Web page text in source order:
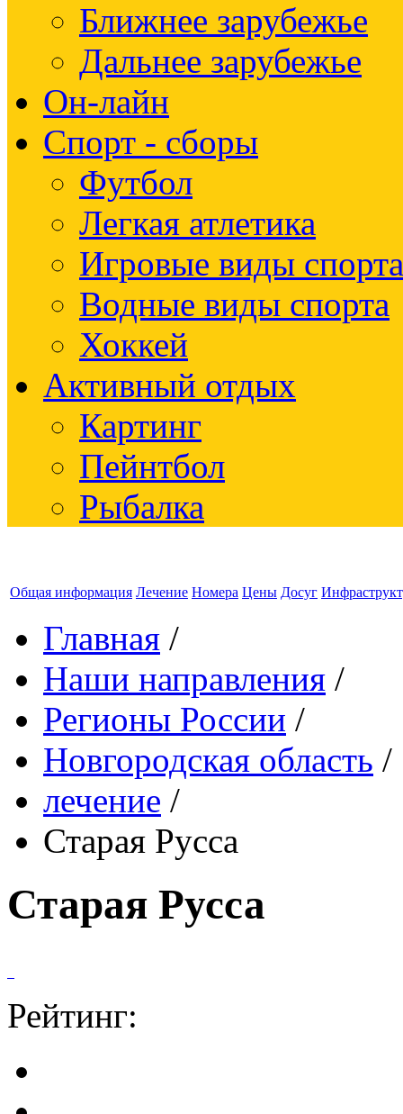
Ближнее зарубежье
Дальнее зарубежье
Он-лайн
Спорт - сборы
Футбол
Легкая атлетика
Игровые виды спорта
Водные виды спорта
Хоккей
Активный отдых
Картинг
Пейнтбол
Рыбалка
Общая информация Лечение Номера Цены Досуг
Главная /
Наши направления /
Регионы России /
Новгородская область /
лечение /
Старая Русса
Старая Русса
Рейтинг: